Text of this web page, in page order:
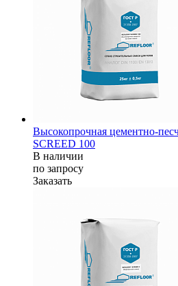
Высокопрочная цементно-
SCREED 100
В наличии
по запросу
Заказать